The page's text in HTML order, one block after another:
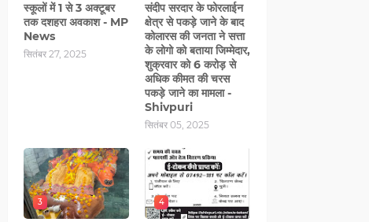
स्कूलों में 1 से 3 अक्टूबर
तक दशहरा अवकाश - MP
News
सितंबर 27, 2025
संदीप सरदार के फोरलाईन
क्षेत्र से पकड़े जाने के बाद
कोलारस की जनता ने सत्ता
के लोगो को बताया जिम्मेदार,
शुक्रवार को 6 करोड़ से
अधिक कीमत की चरस
पकड़े जाने का मामला -
Shivpuri
सितंबर 05, 2025
3 4